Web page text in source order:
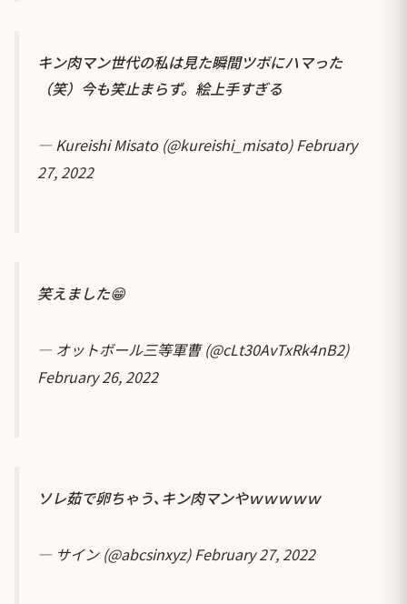
キン肉マン世代の私は見た瞬間ツボにハマった
（笑）今も笑止まらず。絵上手すぎる
— Kureishi Misato (@kureishi_misato)February
27, 2022
笑えました😁
— オットボール三等軍曹 (@cLt30AvTxRk4nB2)
February 26, 2022
ソレ茹で卵ちゃう､キン肉マンやｗｗｗｗｗ
— サイン (@abcsinxyz)February 27, 2022